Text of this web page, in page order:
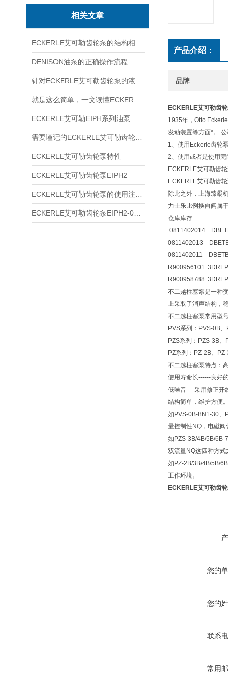
相关文章
DENISON油泵的正确操作流程
ECKERLE艾可勒齿轮泵特性
ECKERLE艾可勒齿轮泵EIPH2
产品介绍：
品牌
ECKERLE艾可勒齿
1935年，Otto
发动装置等方面*。
1、使用Eckerle齿轮
2、使用或者是使用
ECKERLE艾可勒齿
ECKERLE艾可勒齿
除此之外，上海臻凝
力士乐比例换向阀属
仓库库存
0811402014
0811402013
0811402011
R900956101
R900958788
不二越柱塞泵是一种
上采取了消声结构，
不二越柱塞泵常用型
PVS系列：PVS-0B
PZS系列：PZS-3B
PZ系列：PZ-2B、
不二越柱塞泵特点：
使用寿命长------良好
低噪音----采用修正开
结构简单，维护方便
如PVS-0B-8N1-30、
量控制性NQ，电磁
如PZS-3B/4B/5B/6B-
双流量NQ这四种方式
如PZ-2B/3B/4B/5B/
工作环境。
ECKERLE艾可勒齿
您的
您的
联系
常用